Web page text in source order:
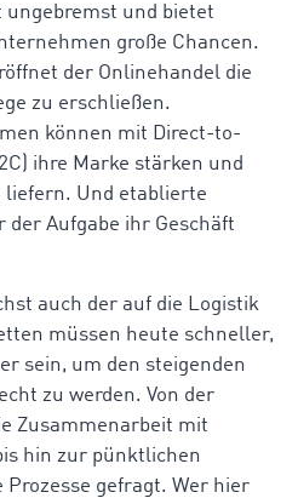
ungebremst und bietet
große Chancen.
der Onlinehandel die
zu erschließen.
können mit Direct-to-
ihre Marke stärken und
liefern. Und etablierte
Aufgabe ihr Geschäft
auch der auf die Logistik
müssen heute schneller,
sein, um den steigenden
zu werden. Von der
Zusammenarbeit mit
hin zur pünktlichen
gefragt. Wer hier